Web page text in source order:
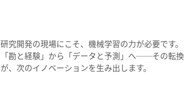
研究開発の現場にこそ、機械学習の力が必要です。
「勘と経験」から「データと予測」へ──その転換
が、次のイノベーションを生み出します。